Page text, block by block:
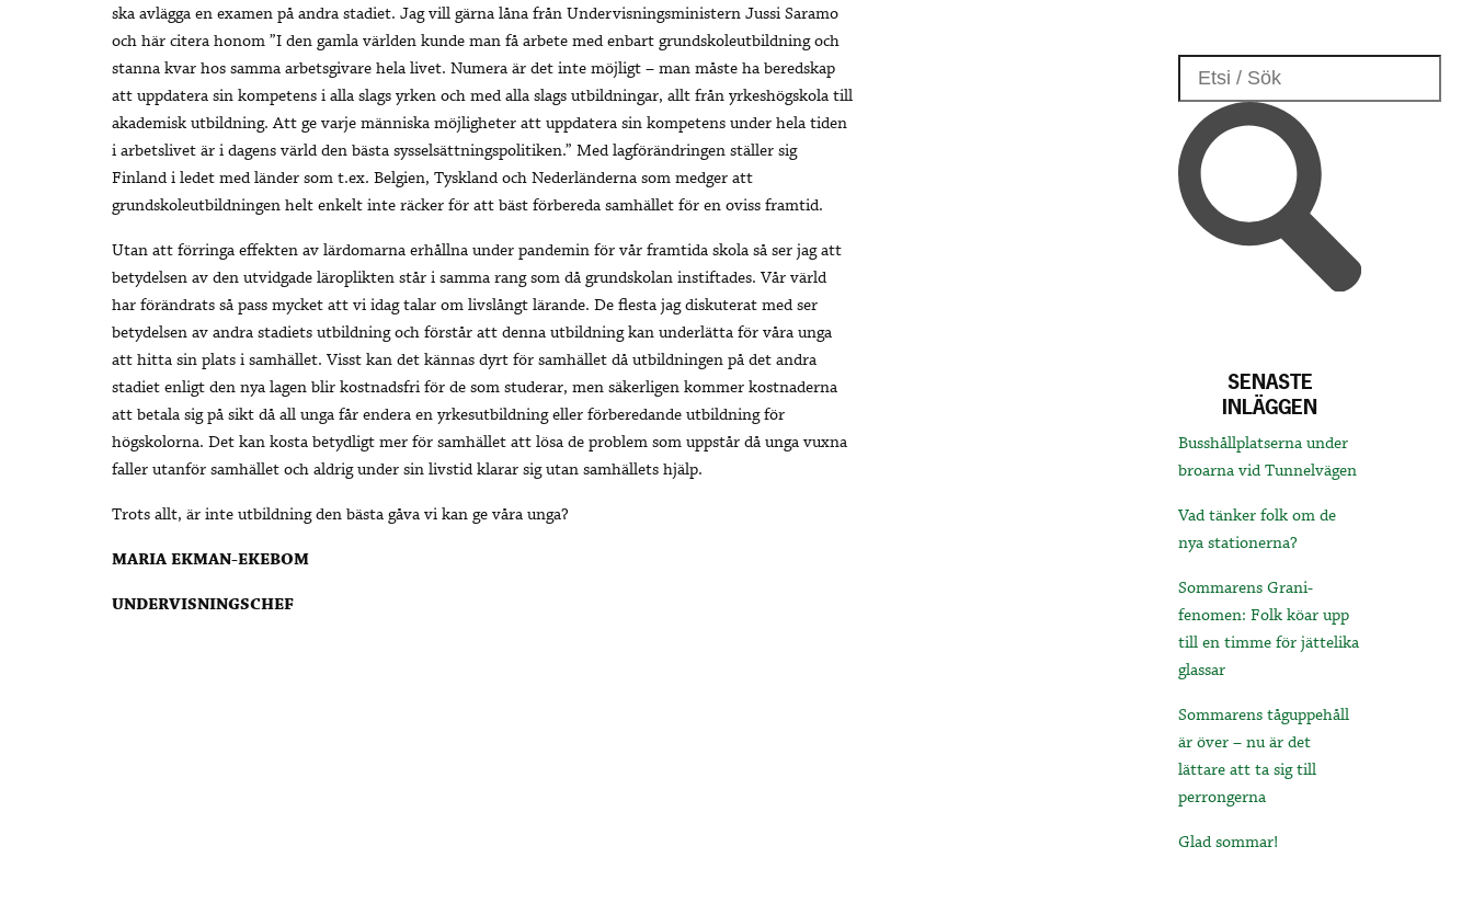
ska avlägga en examen på andra stadiet. Jag vill gärna låna från Undervisningsministern Jussi Saramo
och här citera honom ”I den gamla världen kunde man få arbete med enbart grundskoleutbildning och
stanna kvar hos samma arbetsgivare hela livet. Numera är det inte möjligt – man måste ha beredskap
att uppdatera sin kompetens i alla slags yrken och med alla slags utbildningar, allt från yrkeshögskola till
akademisk utbildning. Att ge varje människa möjligheter att uppdatera sin kompetens under hela tiden
i arbetslivet är i dagens värld den bästa sysselsättningspolitiken.” Med lagförändringen ställer sig
Finland i ledet med länder som t.ex. Belgien, Tyskland och Nederländerna som medger att
grundskoleutbildningen helt enkelt inte räcker för att bäst förbereda samhället för en oviss framtid.
Utan att förringa effekten av lärdomarna erhållna under pandemin för vår framtida skola så ser jag att
betydelsen av den utvidgade läroplikten står i samma rang som då grundskolan instiftades. Vår värld
har förändrats så pass mycket att vi idag talar om livslångt lärande. De flesta jag diskuterat med ser
betydelsen av andra stadiets utbildning och förstår att denna utbildning kan underlätta för våra unga
att hitta sin plats i samhället. Visst kan det kännas dyrt för samhället då utbildningen på det andra
stadiet enligt den nya lagen blir kostnadsfri för de som studerar, men säkerligen kommer kostnaderna
att betala sig på sikt då all unga får endera en yrkesutbildning eller förberedande utbildning för
högskolorna. Det kan kosta betydligt mer för samhället att lösa de problem som uppstår då unga vuxna
faller utanför samhället och aldrig under sin livstid klarar sig utan samhällets hjälp.
Trots allt, är inte utbildning den bästa gåva vi kan ge våra unga?
MARIA EKMAN-EKEBOM
UNDERVISNINGSCHEF
SENASTE
INLÄGGEN
Busshållplatserna under
broarna vid Tunnelvägen
Vad tänker folk om de
nya stationerna?
Sommarens Grani-
fenomen: Folk köar upp
till en timme för jättelika
glassar
Sommarens tåguppehåll
är över – nu är det
lättare att ta sig till
perrongerna
Glad sommar!